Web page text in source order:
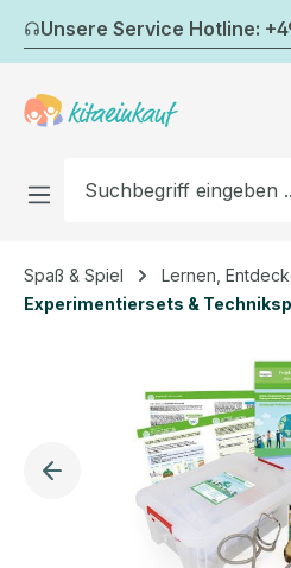
Zum Hauptinhalt springen
Unsere Service Hotline:
Spaß & Spiel
Lernen,
Experimentiersets &